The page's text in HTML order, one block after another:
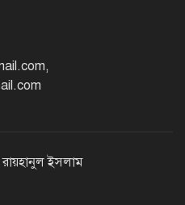
অভিযোগ
কঠোর হুঁশিয়ারি পুলিশ
,
রায়হানুল ইসলাম